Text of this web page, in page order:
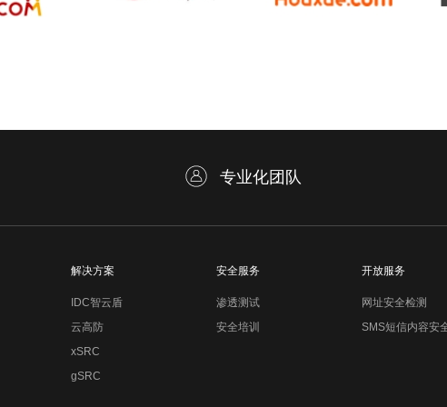
专业化团队
解决方案
IDC智云盾
云高防
xSRC
gSRC
安全服务
渗透测试
安全培训
开放服务
网址安全检测
SMS短信内容安